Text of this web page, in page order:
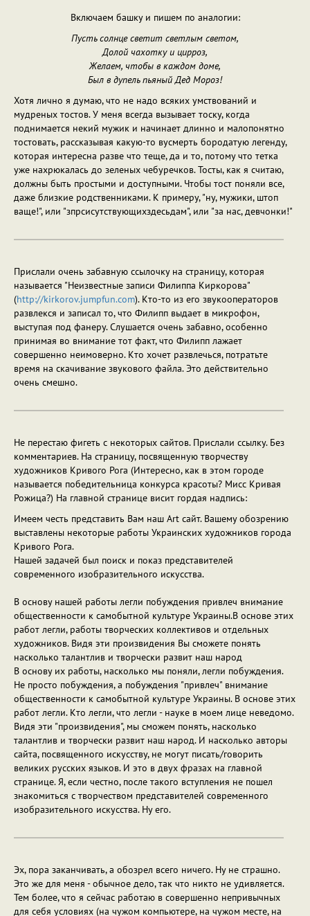
Включаем башку и пишем по аналогии:
Пусть солнце светит светлым светом,
Долой чахотку и цирроз,
Желаем, чтобы в каждом доме,
Был в дупель пьяный Дед Мороз!
Хотя лично я думаю, что не надо всяких умствований и
мудреных тостов. У меня всегда вызывает тоску, когда
поднимается некий мужик и начинает длинно и малопонятно
тостовать, рассказывая какую-то вусмерть бородатую легенду,
которая интересна разве что теще, да и то, потому что тетка
уже нахрюкалась до зеленых чебуречков. Тосты, как я считаю,
должны быть простыми и доступными. Чтобы тост поняли все,
даже близкие родственниками. К примеру, "ну, мужики, штоп
ваще!", или "зпрсисутствующихздесьдам", или "за нас, девчонки!"
Прислали очень забавную ссылочку на страницу, которая
называется "Неизвестные записи Филиппа Киркорова"
(http://kirkorov.jumpfun.com). Кто-то из его звукооператоров
развлекся и записал то, что Филипп выдает в микрофон,
выступая под фанеру. Слушается очень забавно, особенно
принимая во внимание тот факт, что Филипп лажает
совершенно неимоверно. Кто хочет развлечься, потратьте
время на скачивание звукового файла. Это действительно
очень смешно.
Не перестаю фигеть с некоторых сайтов. Прислали ссылку. Без
комментариев. На страницу, посвященную творчеству
художников Кривого Рога (Интересно, как в этом городе
называется победительница конкурса красоты? Мисс Кривая
Рожица?) На главной странице висит гордая надпись:
Имеем честь представить Вам наш Art сайт. Вашему обозрению
выставлены некоторые работы Украинских художников города
Кривого Рога.
Нашей задачей был поиск и показ представителей
современного изобразительного искусства.
В основу нашей работы легли побуждения привлеч внимание
общественности к самобытной культуре Украины.В основе этих
работ легли, работы творческих коллективов и отдельных
художников. Видя эти произвидения Вы сможете понять
насколько талантлив и творчески развит наш народ
В основу их работы, насколько мы поняли, легли побуждения.
Не просто побуждения, а побуждения "привлеч" внимание
общественности к самобытной культуре Украины. В основе этих
работ легли. Кто легли, что легли - науке в моем лице неведомо.
Видя эти "произвидения", мы сможем понять, насколько
талантлив и творчески развит наш народ. И насколько авторы
сайта, посвященного искусству, не могут писать/говорить
великих русских языков. И это в двух фразах на главной
странице. Я, если честно, после такого вступления не пошел
знакомиться с творчеством представителей современного
изобразительного искусства. Ну его.
Эх, пора заканчивать, а обозрел всего ничего. Ну не страшно.
Это же для меня - обычное дело, так что никто не удивляется.
Тем более, что я сейчас работаю в совершенно непривычных
для себя условиях (на чужом компьютере, на чужом месте, на